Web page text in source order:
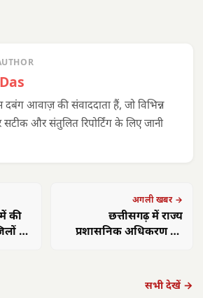
दबंग आवाज़ की संवाददाता हैं, जो विभिन्न
सटीक और संतुलित रिपोर्टिंग के लिए जानी
की
की
अगली खबर →
छत्तीसगढ़ में राज्य
प्रशासनिक अधिकरण की
न्याय
सभी देखें →
फोकस— हर पात्र